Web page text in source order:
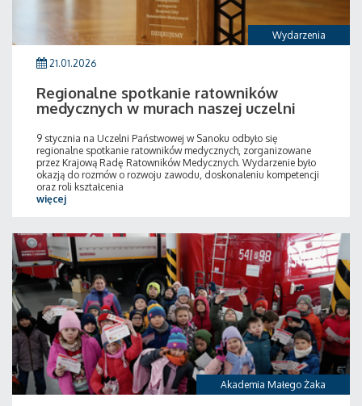
Wydarzenia
21.01.2026
Regionalne spotkanie ratowników
medycznych w murach naszej uczelni
9 stycznia na Uczelni Państwowej w Sanoku odbyło się
regionalne spotkanie ratowników medycznych, zorganizowane
przez Krajową Radę Ratowników Medycznych. Wydarzenie było
okazją do rozmów o rozwoju zawodu, doskonaleniu kompetencji
oraz roli kształcenia
więcej
Akademia Małego Żaka